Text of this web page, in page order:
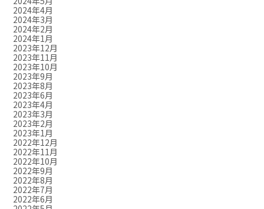
2024年4月
2024年3月
2024年2月
2024年1月
2023年12月
2023年11月
2023年10月
2023年9月
2023年8月
2023年6月
2023年4月
2023年3月
2023年2月
2023年1月
2022年12月
2022年11月
2022年10月
2022年9月
2022年8月
2022年7月
2022年6月